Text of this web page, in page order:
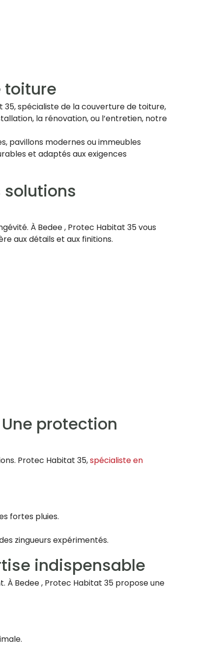
toiture
spécialiste de la couverture de toiture,
la rénovation, ou l’entretien, notre
pavillons modernes ou immeubles
et adaptés aux exigences
solutions
À Bedee , Protec Habitat 35 vous
aux détails et aux finitions.
protection
Protec Habitat 35,spécialiste en
fortes pluies.
zingueurs expérimentés.
indispensable
À Bedee , Protec Habitat 35 propose une